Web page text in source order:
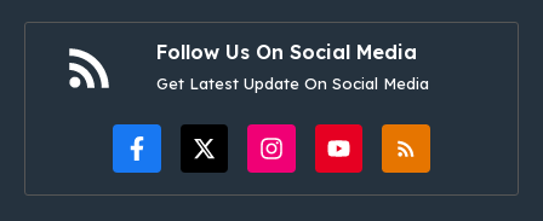
Follow Us On Social Media
Get Latest Update On Social Media